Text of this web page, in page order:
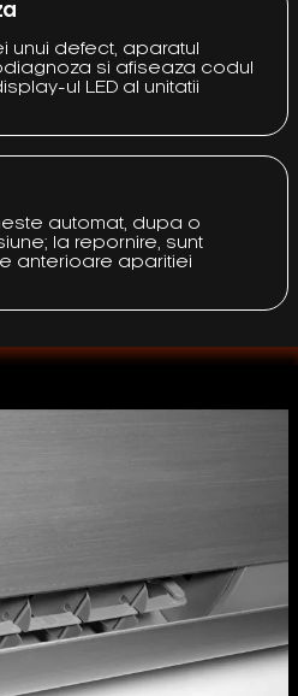
unui defect, aparatul
si afiseaza codul
ul LED al unitatii
automat, dupa o
la repornire, sunt
anterioare aparitiei